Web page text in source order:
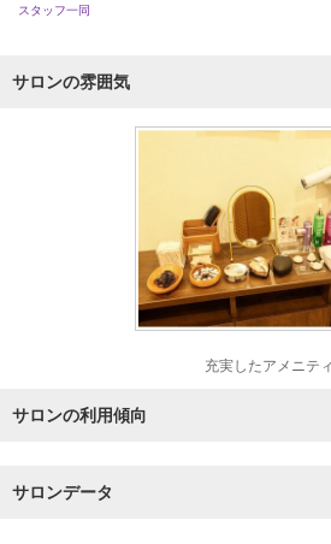
スタッフ一同
サロンの雰囲気
充実したアメニティ
サロンの利用傾向
サロンデータ